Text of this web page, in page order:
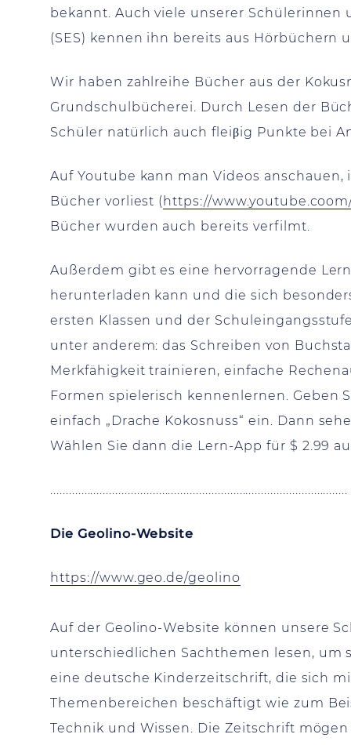
bekannt. Auch viele unserer
(SES) kennen ihn bereits aus Hörbüchern
Wir haben zahlreihe Bücher aus der
Grundschulbücherei. Durch Lesen der
Schüler natürlich auch fleiβig Punkte bei
Auf Youtube kann man Videos
Bücher vorliest (https://www.youtube.coom/
Bücher wurden auch bereits verfilmt.
Außerdem gibt es eine hervorragende
herunterladen kann und die sich
ersten Klassen und der
unter anderem: das Schreiben von
Merkfähigkeit trainieren, einfache
Formen spielerisch kennenlernen. Geben
einfach „Drache Kokosnuss“ ein. Dann
Wählen Sie dann die Lern-App für $ 2.99
................................................................................................
Die Geolino-Website
https://www.geo.de/geolino
Auf der Geolino-Website können unsere
unterschiedlichen Sachthemen lesen, um
eine deutsche Kinderzeitschrift, die sich
Themenbereichen beschäftigt wie zum
Technik und Wissen. Die Zeitschrift